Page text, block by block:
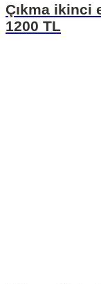
Çıkma ikinci
1200 TL